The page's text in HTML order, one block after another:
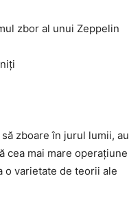
zbor al unui Zeppelin
zboare în jurul lumii, au
cea mai mare operațiune
o varietate de teorii ale